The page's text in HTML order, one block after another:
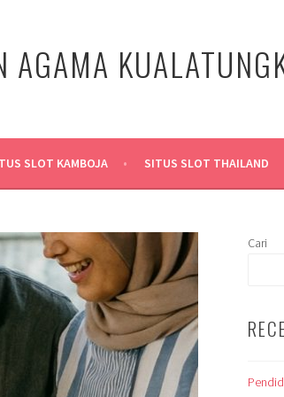
SLOT KAMBOJA SITUS SLOT THAILAND
Cari